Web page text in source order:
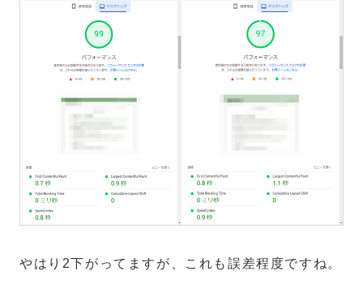
やはり2下がってますが、これも誤差程度ですね。